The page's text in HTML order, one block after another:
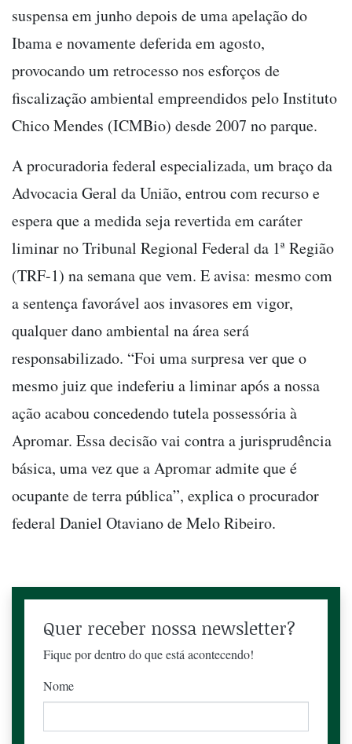
suspensa em junho depois de uma apelação do
Ibama e novamente deferida em agosto,
provocando um retrocesso nos esforços de
fiscalização ambiental empreendidos pelo Instituto
Chico Mendes (ICMBio) desde 2007 no parque.
A procuradoria federal especializada, um braço da
Advocacia Geral da União, entrou com recurso e
espera que a medida seja revertida em caráter
liminar no Tribunal Regional Federal da 1ª Região
(TRF-1) na semana que vem. E avisa: mesmo com
a sentença favorável aos invasores em vigor,
qualquer dano ambiental na área será
responsabilizado. “Foi uma surpresa ver que o
mesmo juiz que indeferiu a liminar após a nossa
ação acabou concedendo tutela possessória à
Apromar. Essa decisão vai contra a jurisprudência
básica, uma vez que a Apromar admite que é
ocupante de terra pública”, explica o procurador
federal Daniel Otaviano de Melo Ribeiro.
Quer receber nossa newsletter?
Fique por dentro do que está acontecendo!
Nome